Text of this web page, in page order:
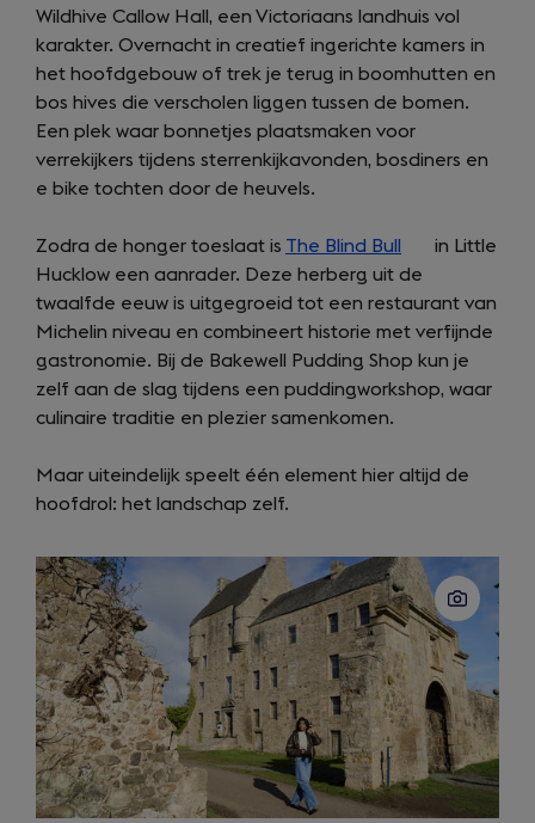
Wildhive Callow Hall, een Victoriaans landhuis vol
karakter. Overnacht in creatief ingerichte kamers in
het hoofdgebouw of trek je terug in boomhutten en
bos hives die verscholen liggen tussen de bomen.
Een plek waar bonnetjes plaatsmaken voor
verrekijkers tijdens sterrenkijkavonden, bosdiners en
e bike tochten door de heuvels.
Zodra de honger toeslaat is The Blind Bull
(opens
in
a
new
tab)
in Little
Hucklow een aanrader. Deze herberg uit de
twaalfde eeuw is uitgegroeid tot een restaurant van
Michelin niveau en combineert historie met verfijnde
gastronomie. Bij de Bakewell Pudding Shop kun je
zelf aan de slag tijdens een puddingworkshop, waar
culinaire traditie en plezier samenkomen.
Maar uiteindelijk speelt één element hier altijd de
hoofdrol: het landschap zelf.